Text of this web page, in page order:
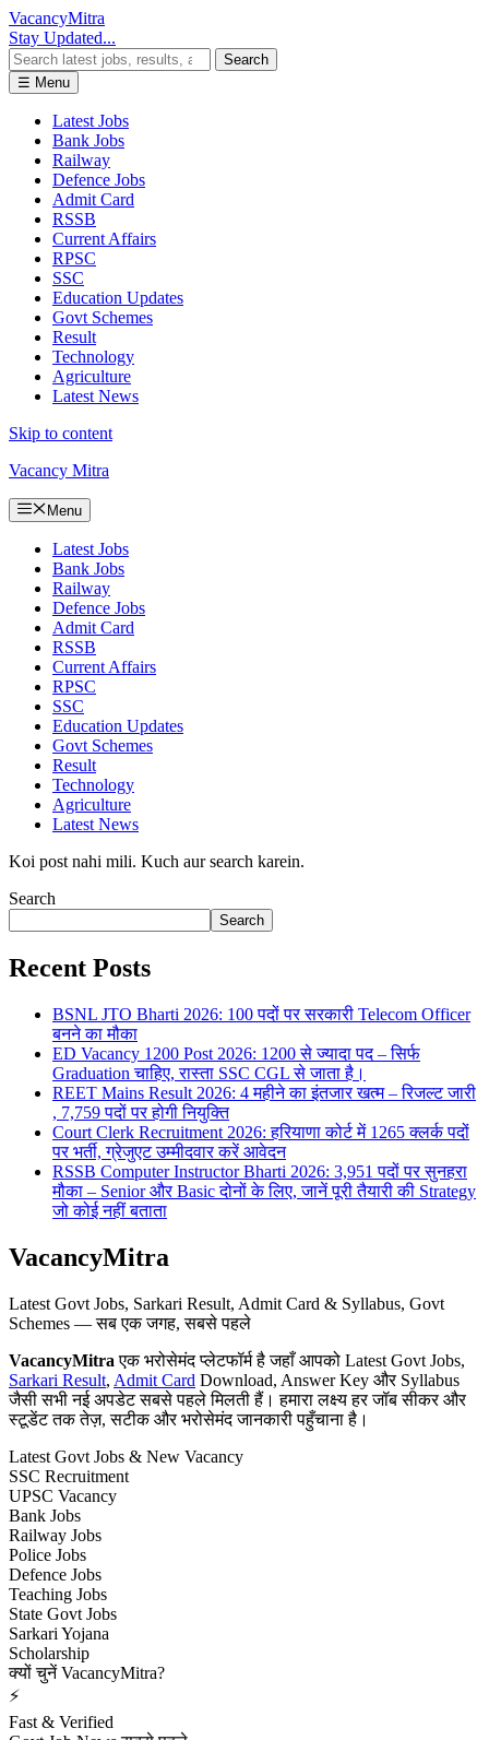
VacancyMitra
Stay Updated...
Search
☰ Menu
Latest Jobs
Bank Jobs
Railway
Defence Jobs
Admit Card
RSSB
Current Affairs
RPSC
SSC
Education Updates
Govt Schemes
Result
Technology
Agriculture
Latest News
Skip to content
Vacancy Mitra
Menu
Latest Jobs
Bank Jobs
Railway
Defence Jobs
Admit Card
RSSB
Current Affairs
RPSC
SSC
Education Updates
Govt Schemes
Result
Technology
Agriculture
Latest News
Koi post nahi mili. Kuch aur search karein.
Search
Search
Recent Posts
BSNL JTO Bharti 2026: 100 पदों पर सरकारी Telecom Officer
बनने का मौका
ED Vacancy 1200 Post 2026: 1200 से ज्यादा पद – सिर्फ
Graduation चाहिए, रास्ता SSC CGL से जाता है।
REET Mains Result 2026: 4 महीने का इंतजार खत्म – रिजल्ट जारी
, 7,759 पदों पर होगी नियुक्ति
Court Clerk Recruitment 2026: हरियाणा कोर्ट में 1265 क्लर्क पदों
पर भर्ती, ग्रेजुएट उम्मीदवार करें आवेदन
RSSB Computer Instructor Bharti 2026: 3,951 पदों पर सुनहरा
मौका – Senior और Basic दोनों के लिए, जानें पूरी तैयारी की Strategy
जो कोई नहीं बताता
VacancyMitra
Latest Govt Jobs, Sarkari Result, Admit Card & Syllabus, Govt
Schemes — सब एक जगह, सबसे पहले
VacancyMitra एक भरोसेमंद प्लेटफॉर्म है जहाँ आपको Latest Govt Jobs,
Sarkari Result, Admit Card Download, Answer Key और Syllabus
जैसी सभी नई अपडेट सबसे पहले मिलती हैं। हमारा लक्ष्य हर जॉब सीकर और
स्टूडेंट तक तेज़, सटीक और भरोसेमंद जानकारी पहुँचाना है।
Latest Govt Jobs & New Vacancy
SSC Recruitment
UPSC Vacancy
Bank Jobs
Railway Jobs
Police Jobs
Defence Jobs
Teaching Jobs
State Govt Jobs
Sarkari Yojana
Scholarship
क्यों चुनें VacancyMitra?
⚡
Fast & Verified